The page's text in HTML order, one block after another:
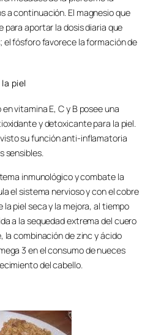
a continuación. El magnesio que
aportar la dosis diaria que
el fósforo favorece la formación de
piel
vitamina E, C y B posee una
y detoxicante para la piel.
su función anti-inflamatoria
sensibles.
inmunológico y combate la
el sistema nervioso y con el cobre
piel seca y la mejora, al tiempo
a la sequedad extrema del cuero
la combinación de zinc y ácido
3 en el consumo de nueces
del cabello.